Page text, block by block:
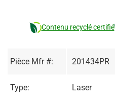
Contenu recyclé certifié
Pièce Mfr #: 201434PR
Type: Laser